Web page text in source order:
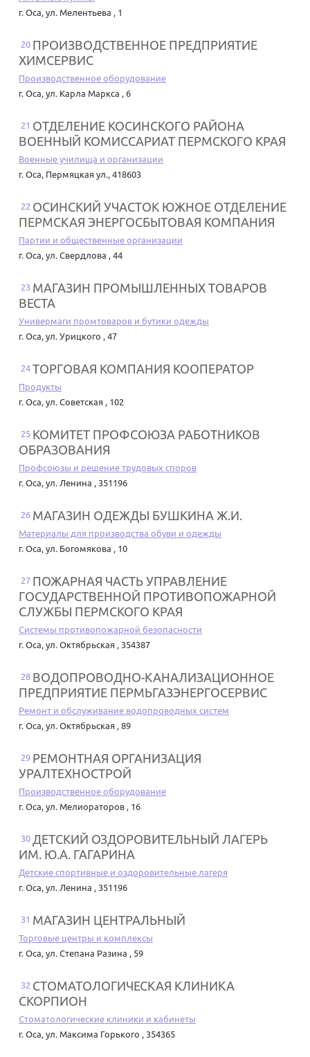
г. Оса, ул. Мелентьева , 1
20 ПРОИЗВОДСТВЕННОЕ ПРЕДПРИЯТИЕ
ХИМСЕРВИС
Производственное оборудование
г. Оса, ул. Карла Маркса , 6
21 ОТДЕЛЕНИЕ КОСИНСКОГО РАЙОНА
ВОЕННЫЙ КОМИССАРИАТ ПЕРМСКОГО КРАЯ
Военные училища и организации
г. Оса, Пермяцкая ул., 418603
22 ОСИНСКИЙ УЧАСТОК ЮЖНОЕ ОТДЕЛЕНИЕ
ПЕРМСКАЯ ЭНЕРГОСБЫТОВАЯ КОМПАНИЯ
Партии и общественные организации
г. Оса, ул. Свердлова , 44
23 МАГАЗИН ПРОМЫШЛЕННЫХ ТОВАРОВ
ВЕСТА
Универмаги промтоваров и бутики одежды
г. Оса, ул. Урицкого , 47
24 ТОРГОВАЯ КОМПАНИЯ КООПЕРАТОР
Продукты
г. Оса, ул. Советская , 102
25 КОМИТЕТ ПРОФСОЮЗА РАБОТНИКОВ
ОБРАЗОВАНИЯ
Профсоюзы и решение трудовых споров
г. Оса, ул. Ленина , 351196
26 МАГАЗИН ОДЕЖДЫ БУШКИНА Ж.И.
Материалы для производства обуви и одежды
г. Оса, ул. Богомякова , 10
27 ПОЖАРНАЯ ЧАСТЬ УПРАВЛЕНИЕ
ГОСУДАРСТВЕННОЙ ПРОТИВОПОЖАРНОЙ
СЛУЖБЫ ПЕРМСКОГО КРАЯ
Системы противопожарной безопасности
г. Оса, ул. Октябрьская , 354387
28 ВОДОПРОВОДНО-КАНАЛИЗАЦИОННОЕ
ПРЕДПРИЯТИЕ ПЕРМЬГАЗЭНЕРГОСЕРВИС
Ремонт и обслуживание водопроводных систем
г. Оса, ул. Октябрьская , 89
29 РЕМОНТНАЯ ОРГАНИЗАЦИЯ
УРАЛТЕХНОСТРОЙ
Производственное оборудование
г. Оса, ул. Мелиораторов , 16
30 ДЕТСКИЙ ОЗДОРОВИТЕЛЬНЫЙ ЛАГЕРЬ
ИМ. Ю.А. ГАГАРИНА
Детские спортивные и оздоровительные лагеря
г. Оса, ул. Ленина , 351196
31 МАГАЗИН ЦЕНТРАЛЬНЫЙ
Торговые центры и комплексы
г. Оса, ул. Степана Разина , 59
32 СТОМАТОЛОГИЧЕСКАЯ КЛИНИКА
СКОРПИОН
Стоматологические клиники и кабинеты
г. Оса, ул. Максима Горького , 354365